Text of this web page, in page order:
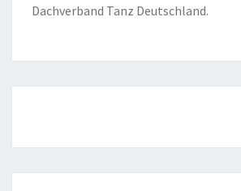
Dachverband Tanz Deutschland.